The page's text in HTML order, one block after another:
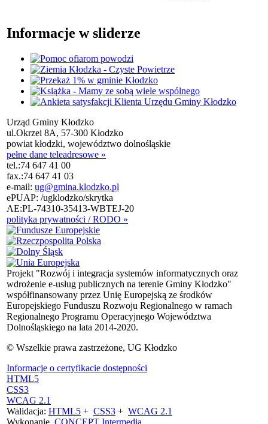
Informacje w sliderze
Urząd Gminy Kłodzko
ul.Okrzei 8A, 57-300 Kłodzko
powiat kłodzki, województwo dolnośląskie
pełne dane teleadresowe »
tel.:74 647 41 00
fax.:74 647 41 03
e-mail: ug@gmina.klodzko.pl
ePUAP: /ugklodzko/skrytka
AE:PL-74310-35413-WBTEJ-20
polityka prywatności / RODO »
Projekt "Rozwój i integracja systemów informatycznych oraz
wdrożenie e-usług publicznych na terenie Gminy Kłodzko"
współfinansowany przez Unię Europejską ze środków
Europejskiego Funduszu Rozwoju Regionalnego w ramach
Regionalnego Programu Operacyjnego Województwa
Dolnośląskiego na lata 2014-2020.
© Wszelkie prawa zastrzeżone, UG Kłodzko
Informacje o certyfikacie dostępności
HTML5
CSS3
WCAG 2.1
Walidacja: HTML5 + CSS3 + WCAG 2.1
Wykonanie CONCEPT Intermedia